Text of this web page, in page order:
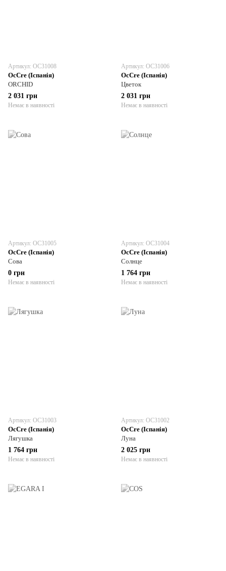
Артикул: OC31008
OcCre (Іспанія)
ORCHID
2 031 грн
Немає в наявності
Артикул: OC31006
OcCre (Іспанія)
Цветок
2 031 грн
Немає в наявності
Артикул: OC31005
OcCre (Іспанія)
Сова
0 грн
Немає в наявності
Артикул: OC31004
OcCre (Іспанія)
Солнце
1 764 грн
Немає в наявності
Артикул: OC31003
OcCre (Іспанія)
Лягушка
1 764 грн
Немає в наявності
Артикул: OC31002
OcCre (Іспанія)
Луна
2 025 грн
Немає в наявності